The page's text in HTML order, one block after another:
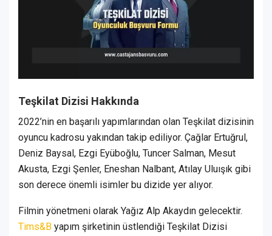
Teşkilat Dizisi Hakkında
2022’nin en başarılı yapımlarından olan Teşkilat dizisinin
oyuncu kadrosu yakından takip ediliyor. Çağlar Ertuğrul,
Deniz Baysal, Ezgi Eyüboğlu, Tuncer Salman, Mesut
Akusta, Ezgi Şenler, Eneshan Nalbant, Atılay Uluışık gibi
son derece önemli isimler bu dizide yer alıyor.
Filmin yönetmeni olarak Yağız Alp Akaydın gelecektir.
Tims&B yapım şirketinin üstlendiği Teşkilat Dizisi